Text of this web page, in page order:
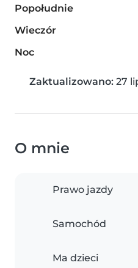
Popołudnie
Wieczór
Noc
Zaktualizowano: 27
O mnie
Prawo jazdy
Samochód
Ma dzieci